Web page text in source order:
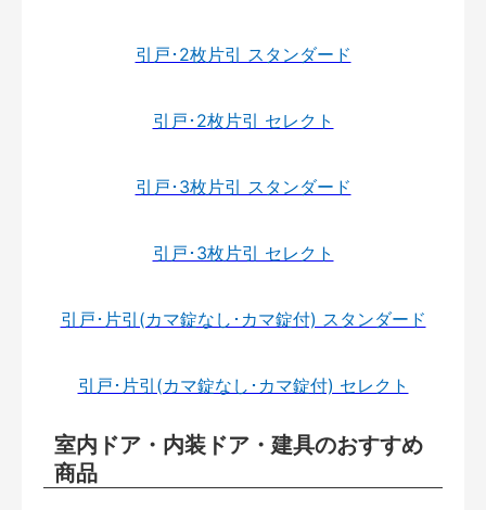
引戸･2枚片引 スタンダード
引戸･2枚片引 セレクト
引戸･3枚片引 スタンダード
引戸･3枚片引 セレクト
引戸･片引(カマ錠なし･カマ錠付) スタンダード
引戸･片引(カマ錠なし･カマ錠付) セレクト
室内ドア・内装ドア・建具のおすすめ
商品